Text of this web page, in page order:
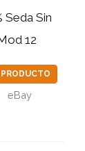
Seda Sin
12
eBay